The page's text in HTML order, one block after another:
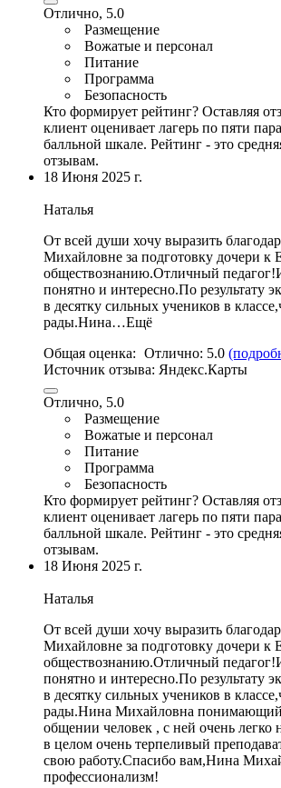
Отлично, 5.0
Размещение
Вожатые и персонал
Питание
Программа
Безопасность
Кто формирует рейтинг? Оставляя
клиент оценивает лагерь по пяти
балльной шкале. Рейтинг - это
отзывам.
18 Июня 2025 г.
Наталья
От всей души хочу выразить
Михайловне за подготовку дочери к
обществознанию.Отличный педагог
понятно и интересно.По результату
в десятку сильных учеников в
рады.Нина…Ещё
Общая оценка: Отлично: 5.0
Источник отзыва: Яндекс.Карты
Отлично, 5.0
Размещение
Вожатые и персонал
Питание
Программа
Безопасность
Кто формирует рейтинг? Оставляя
клиент оценивает лагерь по пяти
балльной шкале. Рейтинг - это
отзывам.
18 Июня 2025 г.
Наталья
От всей души хочу выразить
Михайловне за подготовку дочери к
обществознанию.Отличный педагог
понятно и интересно.По результату
в десятку сильных учеников в
рады.Нина Михайловна
общении человек , с ней очень легко
в целом очень терпеливый
свою работу.Спасибо вам,Нина
профессионализм!